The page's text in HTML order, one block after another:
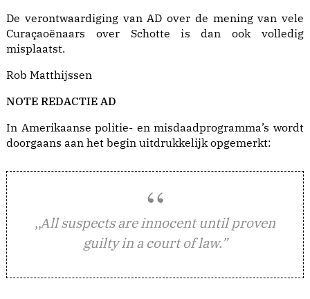
De verontwaardiging van AD over de mening van vele
Curaçaoënaars over Schotte is dan ook volledig
misplaatst.
Rob Matthijssen
NOTE REDACTIE AD
In Amerikaanse politie- en misdaadprogramma’s wordt
doorgaans aan het begin uitdrukkelijk opgemerkt:
,,All suspects are innocent until proven
guilty in a court of law.”